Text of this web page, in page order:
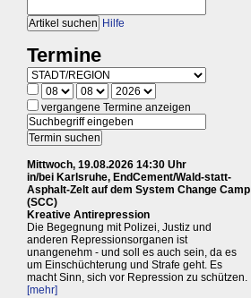
Hilfe
Termine
vergangene Termine anzeigen
Mittwoch, 19.08.2026 14:30 Uhr
in/bei Karlsruhe, EndCement/Wald-statt-
Asphalt-Zelt auf dem System Change Camp
(SCC)
Kreative Antirepression
Die Begegnung mit Polizei, Justiz und
anderen Repressionsorganen ist
unangenehm - und soll es auch sein, da es
um Einschüchterung und Strafe geht. Es
macht Sinn, sich vor Repression zu schützen.
[mehr]